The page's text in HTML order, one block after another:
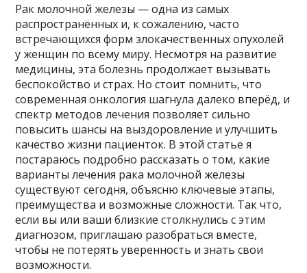
Рак молочной железы — одна из самых
распространённых и, к сожалению, часто
встречающихся форм злокачественных опухолей
у женщин по всему миру. Несмотря на развитие
медицины, эта болезнь продолжает вызывать
беспокойство и страх. Но стоит помнить, что
современная онкология шагнула далеко вперёд, и
спектр методов лечения позволяет сильно
повысить шансы на выздоровление и улучшить
качество жизни пациенток. В этой статье я
постараюсь подробно рассказать о том, какие
варианты лечения рака молочной железы
существуют сегодня, объясню ключевые этапы,
преимущества и возможные сложности. Так что,
если вы или ваши близкие столкнулись с этим
диагнозом, приглашаю разобраться вместе,
чтобы не потерять уверенность и знать свои
возможности.